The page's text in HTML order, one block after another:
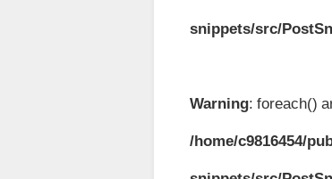
snippets/src/
Warning: foreach()
/home/c9816454/